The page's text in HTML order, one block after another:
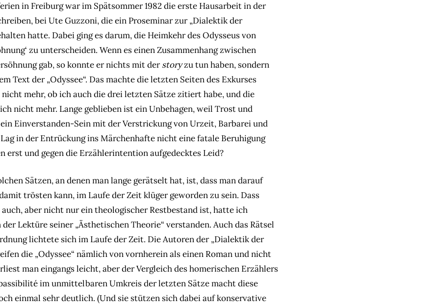
in Freiburg war im Spätsommer 1982 die erste Hausarbeit in der
bei Ute Guzzoni, die ein Proseminar zur „Dialektik der
hatte. Dabei ging es darum, die Heimkehr des Odysseus von
zu unterscheiden. Wenn es einen Zusammenhang zwischen
gab, so konnte er nichts mit derstoryzu tun haben, sondern
Text der „Odyssee“. Das machte die letzten Seiten des Exkurses
mehr, ob ich auch die drei letzten Sätze zitiert habe, und die
nicht mehr. Lange geblieben ist ein Unbehagen, weil Trost und
Einverstanden-Sein mit der Verstrickung von Urzeit, Barbarei und
in der Entrückung ins Märchenhafte nicht eine fatale Beruhigung
erst und gegen die Erzählerintention aufgedecktes Leid?
Sätzen, an denen man lange gerätselt hat, ist, dass man darauf
trösten kann, im Laufe der Zeit klüger geworden zu sein. Dass
aber nicht nur ein theologischer Restbestand ist, hatte ich
Lektüre seiner „Ästhetischen Theorie“ verstanden. Auch das Rätsel
lichtete sich im Laufe der Zeit. Die Autoren der „Dialektik der
die „Odyssee“ nämlich von vornherein als einen Roman und nicht
man eingangs leicht, aber der Vergleich des homerischen Erzählers
im unmittelbaren Umkreis der letzten Sätze macht diese
einmal sehr deutlich. (Und sie stützen sich dabei auf konservative